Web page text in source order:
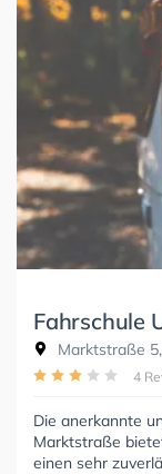
Fahrschule
Marktstraße
4
Die anerkannte
Marktstraße
einen sehr